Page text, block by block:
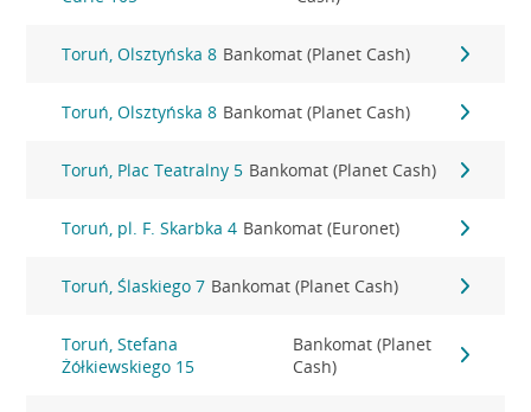
Toruń, Olsztyńska 8 Bankomat (Planet Cash)
Toruń, Olsztyńska 8 Bankomat (Planet Cash)
Toruń, Plac Teatralny 5 Bankomat (Planet Cash)
Toruń, pl. F. Skarbka 4 Bankomat (Euronet)
Toruń, Ślaskiego 7 Bankomat (Planet Cash)
Toruń, Stefana
Żółkiewskiego 15
Bankomat (Planet
Cash)